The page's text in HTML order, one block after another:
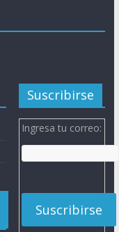
Suscribirse
Ingresa tu correo: